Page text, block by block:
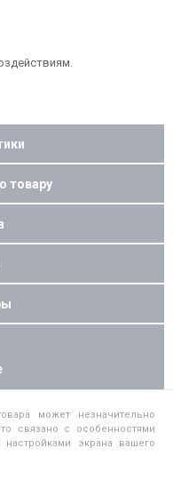
товару
может незначительно
связано с особенностями
экрана вашего